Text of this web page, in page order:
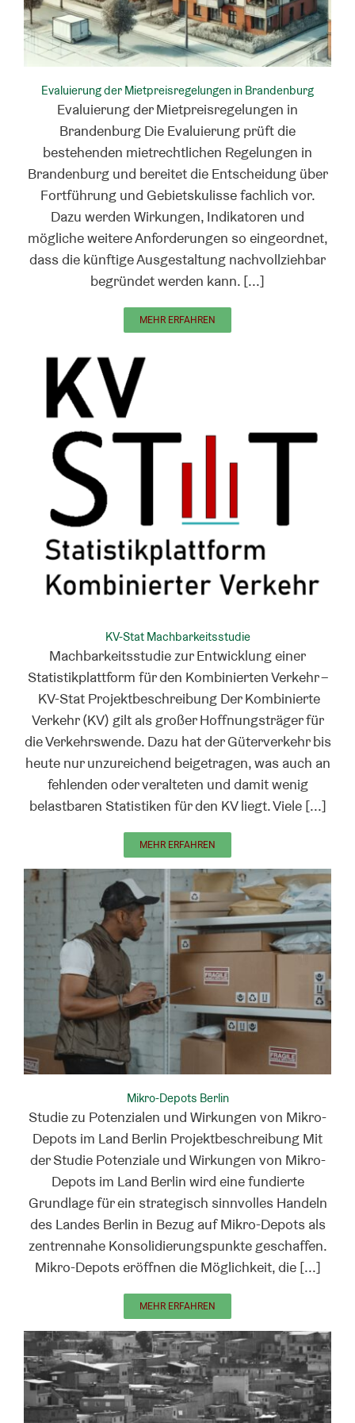
Evaluierung der Mietpreisregelungen in Brandenburg
Evaluierung der Mietpreisregelungen in
Brandenburg Die Evaluierung prüft die
bestehenden mietrechtlichen Regelungen in
Brandenburg und bereitet die Entscheidung über
Fortführung und Gebietskulisse fachlich vor.
Dazu werden Wirkungen, Indikatoren und
mögliche weitere Anforderungen so eingeordnet,
dass die künftige Ausgestaltung nachvollziehbar
begründet werden kann. [...]
MEHR ERFAHREN
KV-Stat Machbarkeitsstudie
Machbarkeitsstudie zur Entwicklung einer
Statistikplattform für den Kombinierten Verkehr –
KV-Stat Projektbeschreibung Der Kombinierte
Verkehr (KV) gilt als großer Hoffnungsträger für
die Verkehrswende. Dazu hat der Güterverkehr bis
heute nur unzureichend beigetragen, was auch an
fehlenden oder veralteten und damit wenig
belastbaren Statistiken für den KV liegt. Viele [...]
MEHR ERFAHREN
Mikro-Depots Berlin
Studie zu Potenzialen und Wirkungen von Mikro-
Depots im Land Berlin Projektbeschreibung Mit
der Studie Potenziale und Wirkungen von Mikro-
Depots im Land Berlin wird eine fundierte
Grundlage für ein strategisch sinnvolles Handeln
des Landes Berlin in Bezug auf Mikro-Depots als
zentrennahe Konsolidierungspunkte geschaffen.
Mikro-Depots eröffnen die Möglichkeit, die [...]
MEHR ERFAHREN